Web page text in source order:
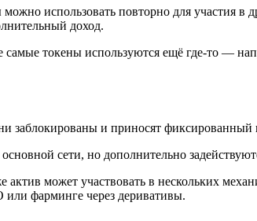
использовать повторно для участия в
доход.
токены используются ещё где-то —
заблокированы и приносят
сети, но дополнительно
может участвовать в нескольких
или фарминге через деривативы.